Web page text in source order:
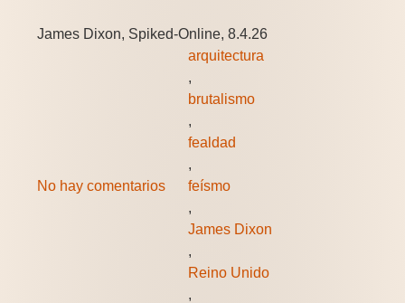
James Dixon, Spiked-Online, 8.4.26
No hay comentarios
arquitectura
,
brutalismo
,
fealdad
,
feísmo
,
James Dixon
,
Reino Unido
,